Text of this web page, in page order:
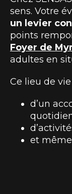
sens. Votre
un levier
points
Foyer de
adultes en
Ce lieu de
d’un
et